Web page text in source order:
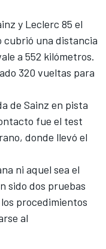
y Leclerc 85 el
cubrió una distancia
a 552 kilómetros.
320 vueltas para
de Sainz en pista
fue el test
donde llevó el
ni aquel sea el
sido dos pruebas
procedimientos
al